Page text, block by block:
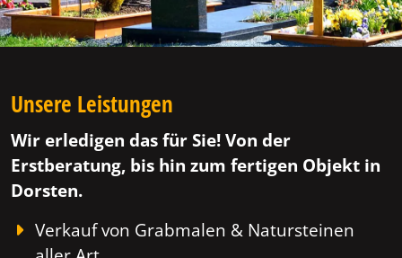
Unsere Leistungen
Wir erledigen das für Sie! Von der
Erstberatung, bis hin zum fertigen Objekt in
Dorsten.
Verkauf von Grabmalen & Natursteinen